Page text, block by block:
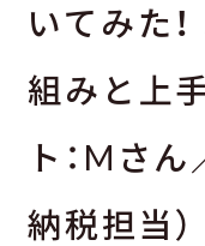
いてみた
組みと上
ト：Mさ
納税担当）